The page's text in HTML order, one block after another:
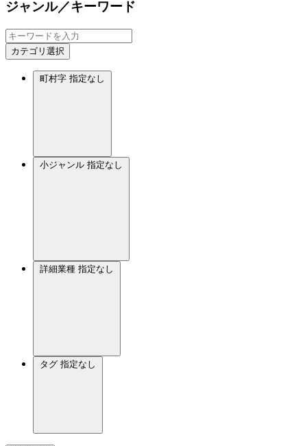
ジャンル／キーワード
カテゴリ選択
町村字 指定なし
小ジャンル 指定なし
詳細業種 指定なし
タグ 指定なし